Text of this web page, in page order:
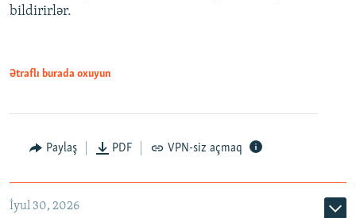
bildirirlər.
Ətraflı burada oxuyun
Paylaş PDF VPN-siz açmaq
İyul 30, 2026